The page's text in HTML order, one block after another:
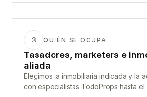
3 QUIÉN SE OCUPA
Tasadores, marketers e
aliada
Elegimos la inmobiliaria indicada y la
con especialistas TodoProps hasta el